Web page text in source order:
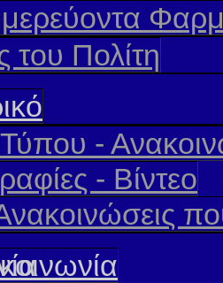
του Πολίτη
Τύπου -
- Βίντεο